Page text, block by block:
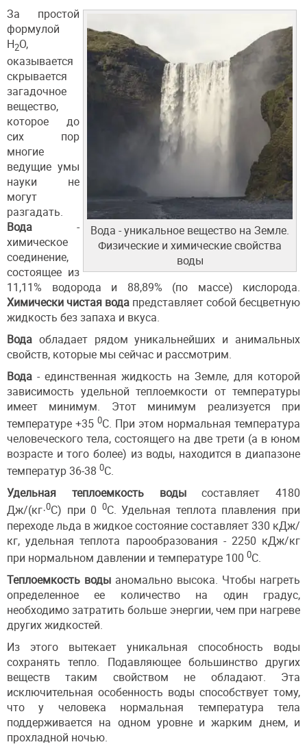
Вода - уникальное вещество на Земле.
Физические и химические свойства
воды
За простой
формулой
Н2О,
оказывается
скрывается
загадочное
вещество,
которое до
сих пор
многие
ведущие умы
науки не
могут
разгадать.
Вода -
химическое
соединение,
состоящее из
11,11% водорода и 88,89% (по массе) кислорода.
Химически чистая вода представляет собой бесцветную
жидкость без запаха и вкуса.
Вода обладает рядом уникальнейших и анимальных
свойств, которые мы сейчас и рассмотрим.
Вода - единственная жидкость на Земле, для которой
зависимость удельной теплоемкости от температуры
имеет минимум. Этот минимум реализуется при
температуре +35 0С. При этом нормальная температура
человеческого тела, состоящего на две трети (а в юном
возрасте и того более) из воды, находится в диапазоне
температур 36-38 0С.
Удельная теплоемкость водысоставляет 4180
Дж/(кг·0С) при 0 0С. Удельная теплота плавления при
переходе льда в жидкое состояние составляет 330 кДж/
кг, удельная теплота парообразования - 2250 кДж/кг
при нормальном давлении и температуре 100 0С.
Теплоемкость воды аномально высока. Чтобы нагреть
определенное ее количество на один градус,
необходимо затратить больше энергии, чем при нагреве
других жидкостей.
Из этого вытекает уникальная способность воды
сохранять тепло. Подавляющее большинство других
веществ таким свойством не обладают. Эта
исключительная особенность воды способствует тому,
что у человека нормальная температура тела
поддерживается на одном уровне и жарким днем, и
прохладной ночью.